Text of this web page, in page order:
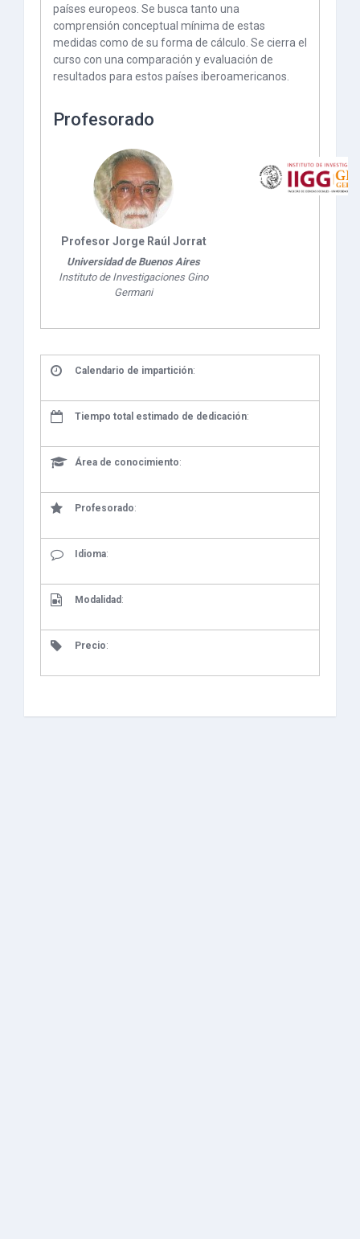
países europeos. Se busca tanto una
comprensión conceptual mínima de estas
medidas como de su forma de cálculo. Se cierra el
curso con una comparación y evaluación de
resultados para estos países iberoamericanos.
Profesorado
Profesor Jorge Raúl Jorrat
Universidad de Buenos Aires
Instituto de Investigaciones Gino
Germani
Calendario de impartición:
Tiempo total estimado de dedicación:
Área de conocimiento:
Profesorado:
Idioma:
Modalidad :
Precio: